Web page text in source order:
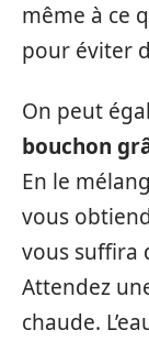
même à ce
pour éviter
On peut
bouchon
En le
vous
vous suffira
Attendez
chaude.